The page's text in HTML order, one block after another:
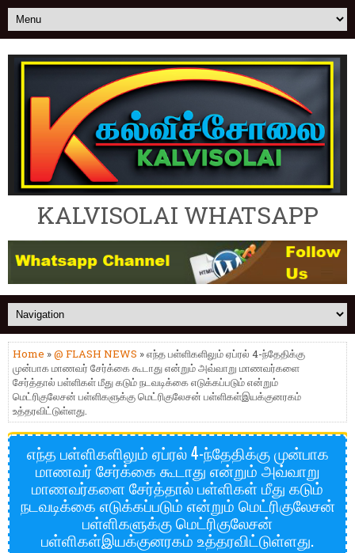
KALVISOLAI WHATSAPP
Home »@ FLASH NEWS » எந்த பள்ளிகளிலும் ஏப்ரல் 4-ந்தேதிக்கு
முன்பாக மாணவர் சேர்க்கை கூடாது என்றும் அவ்வாறு மாணவர்களை
சேர்த்தால் பள்ளிகள் மீது கடும் நடவடிக்கை எடுக்கப்படும் என்றும்
மெட்ரிகுலேசன் பள்ளிகளுக்கு மெட்ரிகுலேசன் பள்ளிகள்இயக்குனரகம்
உத்தரவிட்டுள்ளது.
எந்த பள்ளிகளிலும் ஏப்ரல் 4-ந்தேதிக்கு முன்பாக
மாணவர் சேர்க்கை கூடாது என்றும் அவ்வாறு
மாணவர்களை சேர்த்தால் பள்ளிகள் மீது கடும்
நடவடிக்கை எடுக்கப்படும் என்றும் மெட்ரிகுலேசன்
பள்ளிகளுக்கு மெட்ரிகுலேசன்
பள்ளிகள்இயக்குனரகம் உத்தரவிட்டுள்ளது.